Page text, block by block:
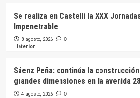
Se realiza en Castelli la XXX
Impenetrable
8 agosto, 2026 0
Interior
Sáenz Peña: continúa la
grandes dimensiones en la avenida 28
4 agosto, 2026 0